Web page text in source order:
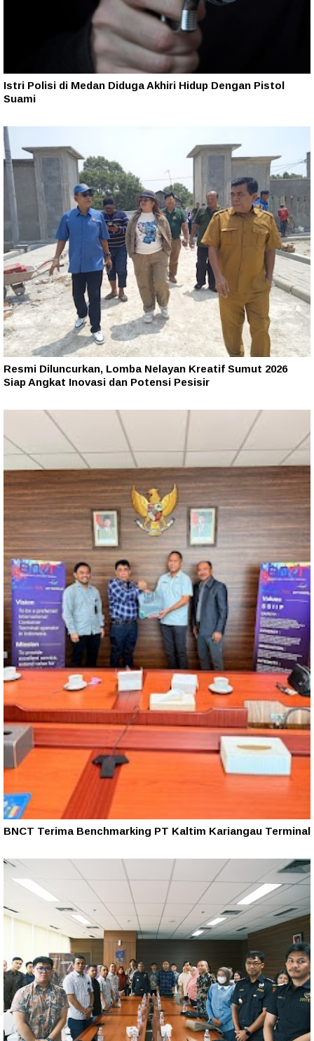
Istri Polisi di Medan Diduga Akhiri Hidup Dengan Pistol
Suami
Resmi Diluncurkan, Lomba Nelayan Kreatif Sumut 2026
Siap Angkat Inovasi dan Potensi Pesisir
BNCT Terima Benchmarking PT Kaltim Kariangau Terminal